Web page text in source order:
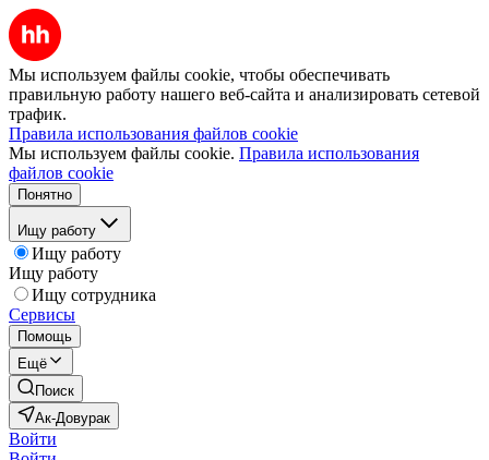
Мы используем файлы cookie, чтобы обеспечивать
правильную работу нашего веб-сайта и анализировать сетевой
трафик.
Правила использования файлов cookie
Мы используем файлы cookie. Правила использования
файлов cookie
Понятно
Ищу работу
Ищу работу
Ищу работу
Ищу сотрудника
Сервисы
Помощь
Ещё
Поиск
Ак-Довурак
Войти